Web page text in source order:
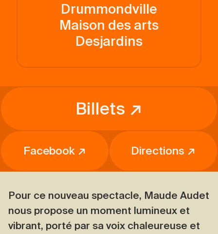
Drummondville
Maison des arts
Desjardins
Billets ↗
Facebook ↗ Directions ↗
Pour ce nouveau spectacle, Maude Audet
nous propose un moment lumineux et
vibrant, porté par sa voix chaleureuse et